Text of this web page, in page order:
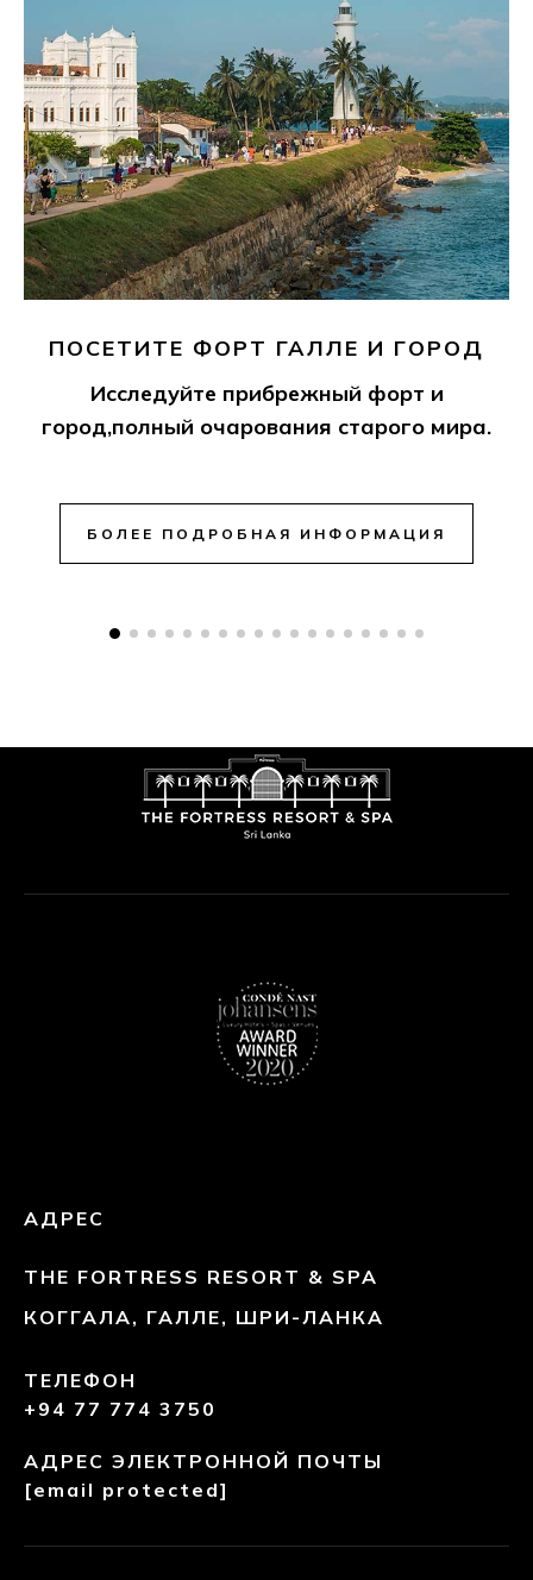
ПОСЕТИТЕ ФОРТ ГАЛЛЕ И ГОРОД
Исследуйте прибрежный форт и
город,полный очарования старого мира.
БОЛЕЕ ПОДРОБНАЯ ИНФОРМАЦИЯ
АДРЕС
THE FORTRESS RESORT & SPA
КОГГАЛА, ГАЛЛЕ, ШРИ-ЛАНКА
ТЕЛЕФОН
+94 77 774 3750
АДРЕС ЭЛЕКТРОННОЙ ПОЧТЫ
[email protected]